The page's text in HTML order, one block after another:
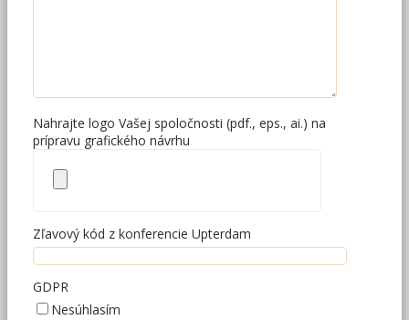
Nahrajte logo Vašej spoločnosti (pdf., eps., ai.) na
prípravu grafického návrhu
Zľavový kód z konferencie Upterdam
GDPR
Nesúhlasím